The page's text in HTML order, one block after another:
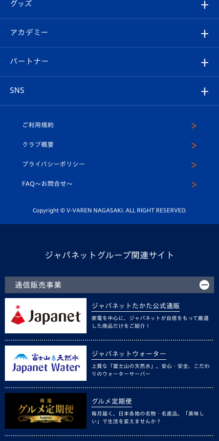
チケット
イベント
メディア
ホームタウン
スタッフプロフィール
マスコット紹介
平和祈念活動
ホームタウン活動
Revive Team
ヴィヴィくんの長崎おもてなしガイド
フォトギャラリー
スタジアムグルメ
V-LOVERS（ファンクラブ）
プレイヤーズスイート
グッズ
オンラインショップ
店舗情報
アカデミー
育成からのお知らせ
U-18
スクール
パートナー
SNS
ヴィヴィくんインスタグラム
公式LINE＠
ご利用規約
クラブ概要
プライバシーポリシー
FAQ〜お問合せ〜
Copyright © V-VAREN NAGASAKI. ALL RIGHT RESERVED.
ジャパネットグループ関連サイト
通信販売事業
ジャパネットたかた公式通販
家電を中心に、ジャパネットが自信をもって厳選
した商品だけをご紹介！
ジャパネットウォーター
上質な「富士山の天然水」。安心・安全、こだわ
りのウォーターサーバー
グルメ定期便
毎月届く、日本各地の名物・名産品。「美味し
い」で生活を変えませんか？